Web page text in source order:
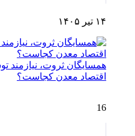
۱۴ تیر ۱۴۰۵
همسایگان ثروت، نیازمند
اقتصاد معدن کجاست؟
16